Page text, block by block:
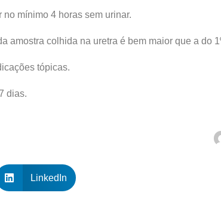
mínimo 4 horas sem urinar.
amostra colhida na uretra é bem maior que a do
tópicas.
dias.
LinkedIn